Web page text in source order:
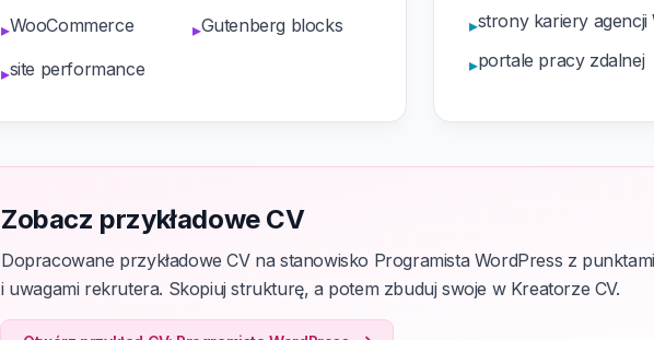
▸WooCommerce ▸Gutenberg blocks
▸site performance
▸strony kariery agencji
▸portale pracy zdalnej
Zobacz przykładowe CV
Dopracowane przykładowe CV na stanowisko Programista WordPress z
i uwagami rekrutera. Skopiuj strukturę, a potem zbuduj swoje w Kreatorze CV.